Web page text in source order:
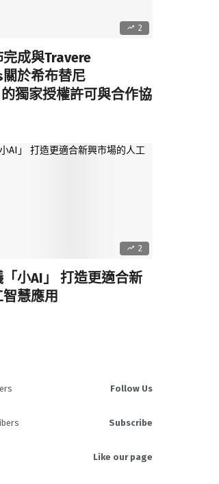
2
成與Travere
於希布替尼
的獨家授權許可與合作協
2
小AI」 打造更適合新
慧應用
Follow Us
Subscribe
Like our page